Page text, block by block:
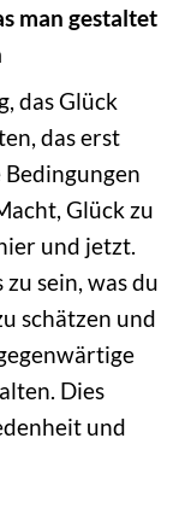
man gestaltet
das Glück
das erst
Glück zu
und jetzt.
sein, was du
schätzen und
Dies
und